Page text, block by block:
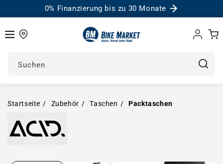
0% Finanzierung bis zu 30 Monate
Suchen
Einloggen
Startseite Zubehör Taschen Packtaschen